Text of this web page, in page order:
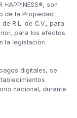
HAPPINESS®, son
de la Propiedad
R.L. de C.V., para
para los efectos
la legislación
digitales, se
nacional, durante